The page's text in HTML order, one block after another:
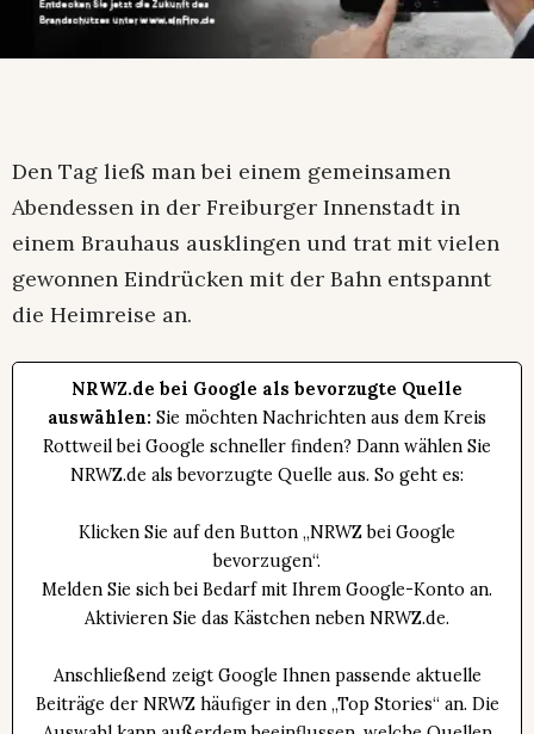
Den Tag ließ man bei einem gemeinsamen
Abendessen in der Freiburger Innenstadt in
einem Brauhaus ausklingen und trat mit vielen
gewonnen Eindrücken mit der Bahn entspannt
die Heimreise an.
NRWZ.de bei Google als bevorzugte Quelle
auswählen: Sie möchten Nachrichten aus dem Kreis
Rottweil bei Google schneller finden? Dann wählen Sie
NRWZ.de als bevorzugte Quelle aus. So geht es:
Klicken Sie auf den Button „NRWZ bei Google
bevorzugen“.
Melden Sie sich bei Bedarf mit Ihrem Google-Konto an.
Aktivieren Sie das Kästchen neben NRWZ.de.
Anschließend zeigt Google Ihnen passende aktuelle
Beiträge der NRWZ häufiger in den „Top Stories“ an. Die